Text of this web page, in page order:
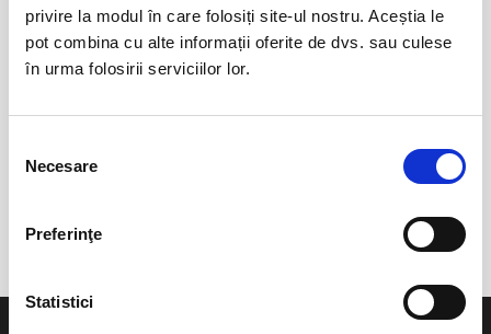
privire la modul în care folosiți site-ul nostru. Aceștia le
pot combina cu alte informații oferite de dvs. sau culese
în urma folosirii serviciilor lor.
consimțământului
Necesare
Preferinţe
Statistici
9
10 11 12 13 14
15
16
17 18 19 20 21
22
30
1 2 3 4 5 6